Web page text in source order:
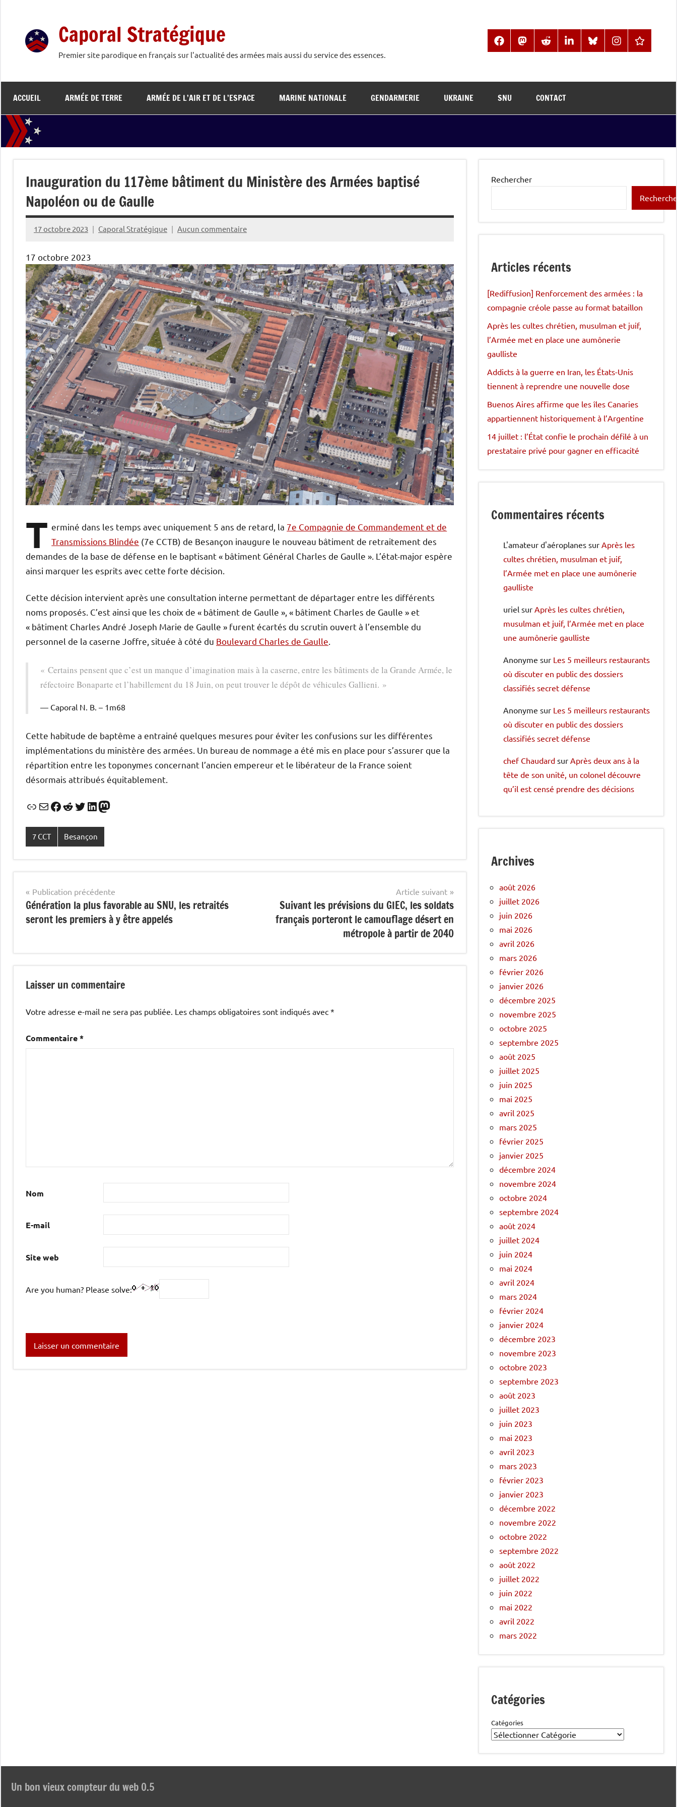
contenu
Caporal Stratégique
Premier site parodique en français sur l'actualité des armées mais aussi du service des essences.
FacebookMastodonReddit LinkedInBlueSkyInstagramThreads
ACCUEIL ARMÉE DE TERRE ARMÉE DE L’AIR ET DE L’ESPACE MARINE NATIONALE GENDARMERIE UKRAINE SNU CONTACT
Inauguration du 117ème bâtiment du Ministère des Armées baptisé
Napoléon ou de Gaulle
17 octobre 2023 Caporal Stratégique Aucun commentaire
17 octobre 2023
T erminé dans les temps avec uniquement 5 ans de retard, la 7e Compagnie de Commandement et de
Transmissions Blindée (7e CCTB) de Besançon inaugure le nouveau bâtiment de retraitement des
demandes de la base de défense en le baptisant « bâtiment Général Charles de Gaulle ». L’état-major espère
ainsi marquer les esprits avec cette forte décision.
Cette décision intervient après une consultation interne permettant de départager entre les différents
noms proposés. C’est ainsi que les choix de « bâtiment de Gaulle », « bâtiment Charles de Gaulle » et
« bâtiment Charles André Joseph Marie de Gaulle » furent écartés du scrutin ouvert à l’ensemble du
personnel de la caserne Joffre, située à côté du Boulevard Charles de Gaulle
« Certains pensent que c’est un manque d’imagination mais à la caserne, entre les bâtiments de la Grande Armée, le
réfectoire Bonaparte et l’habillement du 18 Juin, on peut trouver le dépôt de véhicules Gallieni. »
Caporal N. B. – 1m68
Cette habitude de baptême a entrainé quelques mesures pour éviter les confusions sur les différentes
implémentations du ministère des armées. Un bureau de nommage a été mis en place pour s’assurer que la
répartition entre les toponymes concernant l’ancien empereur et le libérateur de la France soient
désormais attribués équitablement.
LienE-mailFacebook
Reddit
Twitter
LinkedIn
Mastodon
7 CCT Besançon
Navigation
de
l’article
Publication précédente
Génération la plus favorable au SNU, les retraités
seront les premiers à y être appelés
Article suivant
Suivant les prévisions du GIEC, les soldats
français porteront le camouflage désert en
métropole à partir de 2040
Laisser un commentaire
Votre adresse e-mail ne sera pas publiée. Les champs obligatoires sont indiqués avec *
Commentaire*
Nom
E-mail
Site web
Are you human? Please solve:
Rechercher
Articles récents
[Rediffusion] Renforcement des armées : la
compagnie créole passe au format bataillon
Après les cultes chrétien, musulman et juif,
l’Armée met en place une aumônerie
gaulliste
Addicts à la guerre en Iran, les États-Unis
tiennent à reprendre une nouvelle dose
Buenos Aires affirme que les îles Canaries
appartiennent historiquement à l’Argentine
14 juillet : l’État confie le prochain défilé à un
prestataire privé pour gagner en efficacité
Commentaires récents
L'amateur d'aéroplanes sur Après les
cultes chrétien, musulman et juif,
l’Armée met en place une aumônerie
gaulliste
uriel sur Après les cultes chrétien,
musulman et juif, l’Armée met en place
une aumônerie gaulliste
Anonyme sur Les 5 meilleurs restaurants
où discuter en public des dossiers
classifiés secret défense
Anonyme sur Les 5 meilleurs restaurants
où discuter en public des dossiers
classifiés secret défense
chef Chaudard sur Après deux ans à la
tête de son unité, un colonel découvre
qu’il est censé prendre des décisions
Archives
août 2026
juillet 2026
juin 2026
mai 2026
avril 2026
mars 2026
février 2026
janvier 2026
décembre 2025
novembre 2025
octobre 2025
septembre 2025
août 2025
juillet 2025
juin 2025
mai 2025
avril 2025
mars 2025
février 2025
janvier 2025
décembre 2024
novembre 2024
octobre 2024
septembre 2024
août 2024
juillet 2024
juin 2024
mai 2024
avril 2024
mars 2024
février 2024
janvier 2024
décembre 2023
novembre 2023
octobre 2023
septembre 2023
août 2023
juillet 2023
juin 2023
mai 2023
avril 2023
mars 2023
février 2023
janvier 2023
décembre 2022
novembre 2022
octobre 2022
septembre 2022
août 2022
juillet 2022
juin 2022
mai 2022
avril 2022
mars 2022
Catégories
Catégories
Un bon vieux compteur du web 0.5